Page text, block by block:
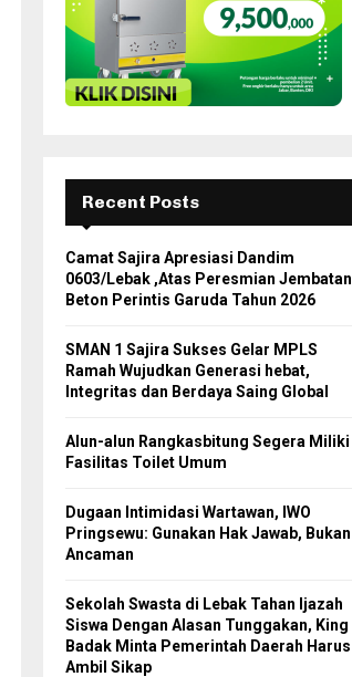
H
Recent Posts
Camat Sajira Apresiasi Dandim
0603/Lebak ,Atas Peresmian Jembatan
Beton Perintis Garuda Tahun 2026
SMAN 1 Sajira Sukses Gelar MPLS
Ramah Wujudkan Generasi hebat,
Integritas dan Berdaya Saing Global
Alun-alun Rangkasbitung Segera Miliki
Fasilitas Toilet Umum
Dugaan Intimidasi Wartawan, IWO
Pringsewu: Gunakan Hak Jawab, Bukan
Ancaman
Sekolah Swasta di Lebak Tahan Ijazah
Siswa Dengan Alasan Tunggakan, King
Badak Minta Pemerintah Daerah Harus
Ambil Sikap